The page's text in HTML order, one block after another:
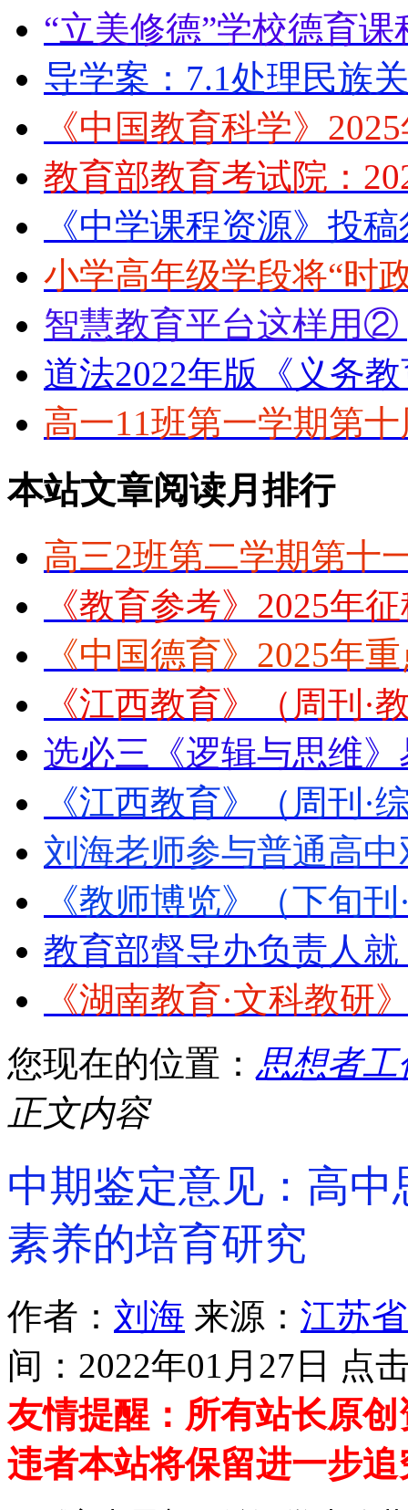
“立美修德”学校德育
导学案：7.1处理民族
《中国教育科学》
教育部教育考试院：
《中学课程资源》投
小学高年级学段将“时
智慧教育平台这样用
道法2022年版《义务
高一11班第一学期第
本站文章阅读月排行
高三2班第二学期第十
《教育参考》2025年
《中国德育》2025年
《江西教育》（周刊·
选必三《逻辑与思维
《江西教育》（周刊·
刘海老师参与普通高
《教师博览》（下旬
教育部督导办负责人
《湖南教育·文科教研
您现在的位置： 思想者工
正文内容
中期鉴定意见：高
素养的培育研究
作者： 刘海 来源： 江苏
间：2022年01月27日 点
友情提醒：所有站长原
违者本站将保留进一步